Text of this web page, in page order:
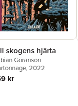
skogens hjärta
Göranson
, 2022
kr